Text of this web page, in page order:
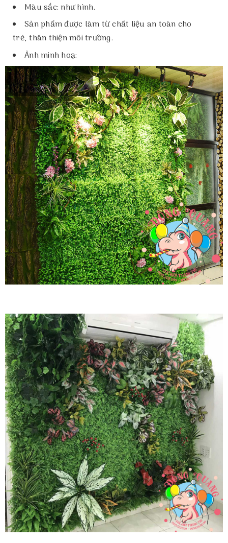
Màu sắc: như hình.
Sản phẩm được làm từ chất liệu an toàn cho
trẻ, thân thiện môi trường.
Ảnh minh hoạ: